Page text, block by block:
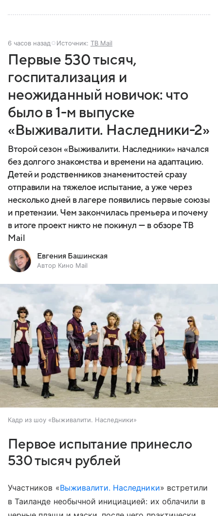
6 часов назад Источник: ТВ Mail
Первые 530 тысяч,
госпитализация и
неожиданный новичок: что
было в 1-м выпуске
«Выживалити. Наследники-2»
Второй сезон «Выживалити. Наследники» начался
без долгого знакомства и времени на адаптацию.
Детей и родственников знаменитостей сразу
отправили на тяжелое испытание, а уже через
несколько дней в лагере появились первые союзы
и претензии. Чем закончилась премьера и почему
в итоге проект никто не покинул — в обзоре ТВ
Mail
Евгения Башинская
Автор Кино Mail
Кадр из шоу «Выживалити. Наследники»
Первое испытание принесло
530 тысяч рублей
Участников «Выживалити. Наследники» встретили
в Таиланде необычной инициацией: их облачили в